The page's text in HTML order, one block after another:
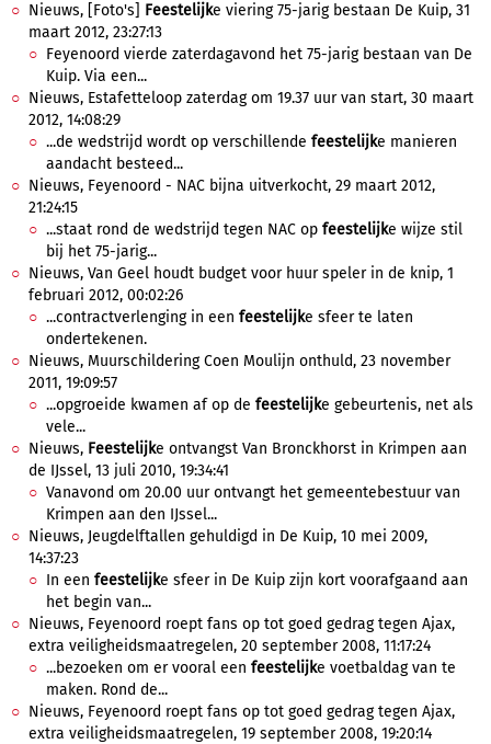
Nieuws, [Foto's] Feestelijke viering 75-jarig bestaan De Kuip, 31
maart 2012, 23:27:13
Feyenoord vierde zaterdagavond het 75-jarig bestaan van De
Kuip. Via een...
Nieuws, Estafetteloop zaterdag om 19.37 uur van start, 30 maart
2012, 14:08:29
...de wedstrijd wordt op verschillende feestelijke manieren
aandacht besteed...
Nieuws, Feyenoord - NAC bijna uitverkocht, 29 maart 2012,
21:24:15
...staat rond de wedstrijd tegen NAC op feestelijke wijze stil
bij het 75-jarig...
Nieuws, Van Geel houdt budget voor huur speler in de knip, 1
februari 2012, 00:02:26
...contractverlenging in een feestelijke sfeer te laten
ondertekenen.
Nieuws, Muurschildering Coen Moulijn onthuld, 23 november
2011, 19:09:57
...opgroeide kwamen af op de feestelijke gebeurtenis, net als
vele...
Nieuws, Feestelijke ontvangst Van Bronckhorst in Krimpen aan
de IJssel, 13 juli 2010, 19:34:41
Vanavond om 20.00 uur ontvangt het gemeentebestuur van
Krimpen aan den IJssel...
Nieuws, Jeugdelftallen gehuldigd in De Kuip, 10 mei 2009,
14:37:23
In een feestelijke sfeer in De Kuip zijn kort voorafgaand aan
het begin van...
Nieuws, Feyenoord roept fans op tot goed gedrag tegen Ajax,
extra veiligheidsmaatregelen, 20 september 2008, 11:17:24
...bezoeken om er vooral een feestelijke voetbaldag van te
maken. Rond de...
Nieuws, Feyenoord roept fans op tot goed gedrag tegen Ajax,
extra veiligheidsmaatregelen, 19 september 2008, 19:20:14